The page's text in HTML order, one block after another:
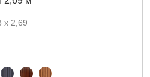
х 2,69